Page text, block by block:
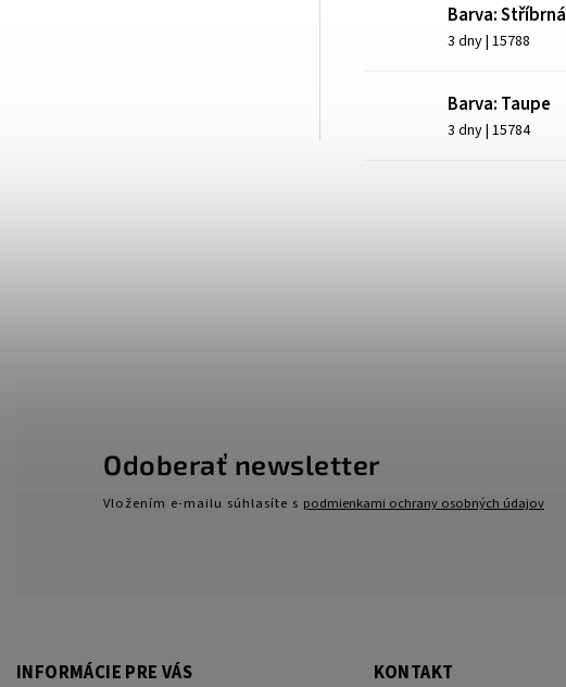
Barva: Stříbrná
3 dny| 15788
Barva: Taupe
3 dny| 15784
Odoberať newsletter
Vložením e-mailu súhlasíte s podmienkami ochrany osobných údajov
INFORMÁCIE PRE VÁS KONTAKT